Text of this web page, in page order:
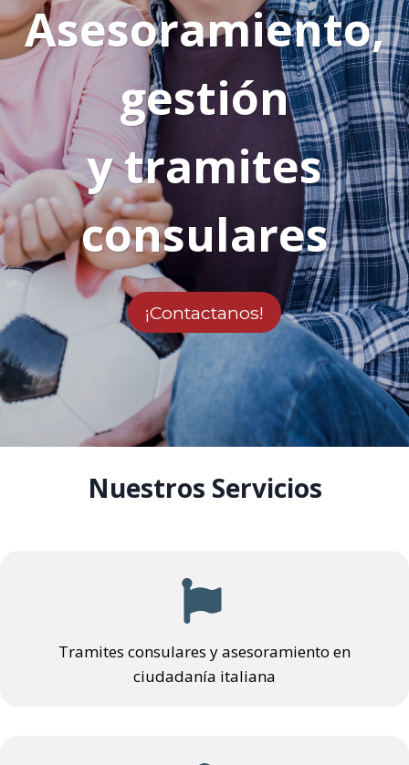
Asesoramiento,
gestión
y tramites
consulares
¡Contactanos!
Nuestros Servicios
Tramites consulares y asesoramiento en
ciudadanía italiana